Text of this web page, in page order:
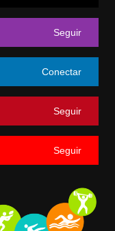
Seguir
Conectar
Seguir
Seguir